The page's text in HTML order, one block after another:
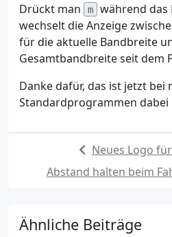
Drückt man
m
während
wechselt die Anzeige
für die aktuelle Bandbreite
Gesamtbandbreite seit dem
Danke dafür, das ist jetzt bei
Standardprogrammen dabei
Neues Logo
Abstand halten beim
Ähnliche Beiträge